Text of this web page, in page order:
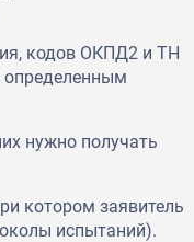
кодов ОКПД2 и ТН
определенным
нужно получать
котором заявитель
испытаний).
благодарность за
в ожидаемые сроки.